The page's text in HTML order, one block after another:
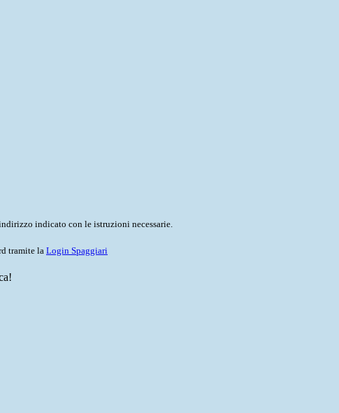
indicato con le istruzioni necessarie.
tramite la Login Spaggiari